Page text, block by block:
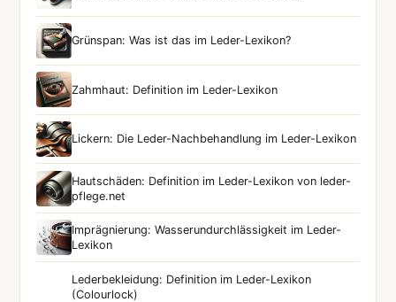
Grünspan: Was ist das im Leder-Lexikon?
Zahmhaut: Definition im Leder-Lexikon
Lickern: Die Leder-Nachbehandlung im Leder-Lexikon
Hautschäden: Definition im Leder-Lexikon von leder-
pflege.net
Imprägnierung: Wasserundurchlässigkeit im Leder-
Lexikon
Lederbekleidung: Definition im Leder-Lexikon
(Colourlock)